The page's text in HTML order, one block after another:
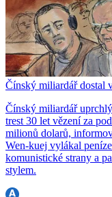
Čínský miliardář dostal
Čínský miliardář
trest 30 let vězení za
milionů dolarů,
Wen-kuej vylákal
komunistické strany a
stylem.